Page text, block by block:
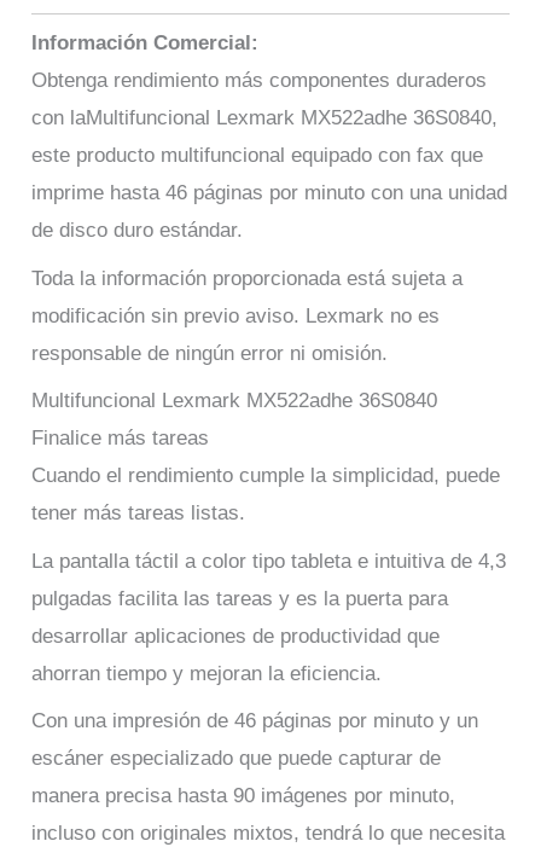
Información Comercial:
Obtenga rendimiento más componentes duraderos
con laMultifuncional Lexmark MX522adhe 36S0840,
este producto multifuncional equipado con fax que
imprime hasta 46 páginas por minuto con una unidad
de disco duro estándar.
Toda la información proporcionada está sujeta a
modificación sin previo aviso. Lexmark no es
responsable de ningún error ni omisión.
Multifuncional Lexmark MX522adhe 36S0840
Finalice más tareas
Cuando el rendimiento cumple la simplicidad, puede
tener más tareas listas.
La pantalla táctil a color tipo tableta e intuitiva de 4,3
pulgadas facilita las tareas y es la puerta para
desarrollar aplicaciones de productividad que
ahorran tiempo y mejoran la eficiencia.
Con una impresión de 46 páginas por minuto y un
escáner especializado que puede capturar de
manera precisa hasta 90 imágenes por minuto,
incluso con originales mixtos, tendrá lo que necesita